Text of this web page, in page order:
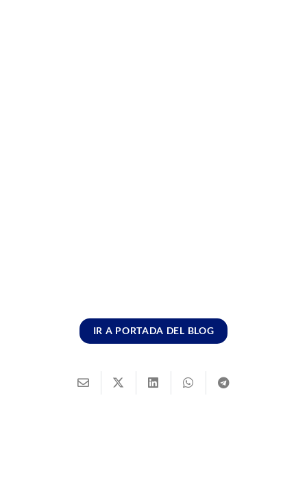
IR A PORTADA DEL BLOG